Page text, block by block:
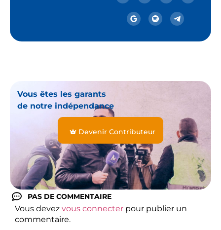
Vous êtes les garants
de notre indépendance
Devenir Contributeur
PAS DE COMMENTAIRE
Vous devez vous connecter pour publier un
commentaire.